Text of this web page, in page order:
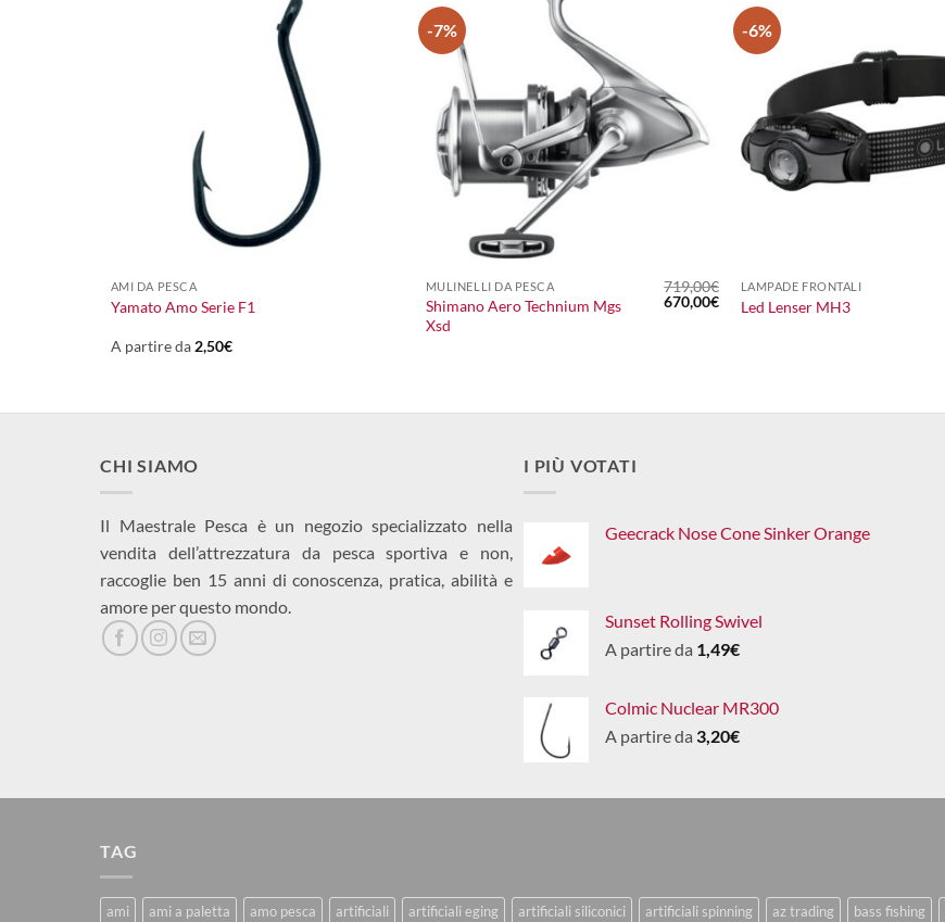
AMI DA PESCA
Yamato Amo Serie F1
A partire da 2,50€
-7%
MULINELLI DA PESCA
Shimano Aero Technium Mgs
Xsd
719,00€
Il
prezzo
670,00€Il
prezzo
-6%
LAMPADE FRONTALI
Led Lenser MH3
CHI SIAMO
Il Maestrale Pesca è un negozio specializzato nella
vendita dell’attrezzatura da pesca sportiva e non,
raccoglie ben 15 anni di conoscenza, pratica, abilità e
amore per questo mondo.
I PIÙ VOTATI
Geecrack Nose Cone Sinker Orange
Sunset Rolling Swivel
A partire da 1,49€
Colmic Nuclear MR300
A partire da 3,20€
TAG
ami ami a paletta amo pesca artificiali artificiali eging artificiali siliconici artificiali spinning az trading bass fishing